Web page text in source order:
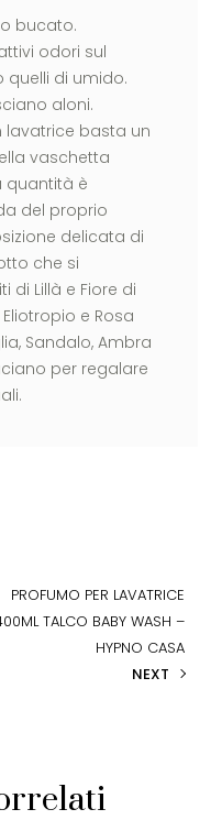
bucato.
odori sul
di umido.
aloni.
lavatrice basta un
vaschetta
quantità è
del proprio
delicata di
che si
di Lillà e Fiore di
e Rosa
Sandalo, Ambra
per regalare
PROFUMO PER LAVATRICE
TALCO BABY WASH –
HYPNO CASA
NEXT